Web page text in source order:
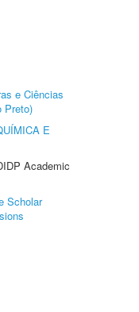
e Ciências
Preto)
E
Academic
Scholar